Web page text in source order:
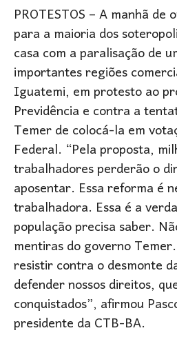
PROTESTOS – A manhã
para a maioria dos
casa com a paralisação de
importantes regiões
Iguatemi, em protesto ao
Previdência e contra a
Temer de colocá-la em
Federal. “Pela proposta,
trabalhadores perderão o
aposentar. Essa reforma é
trabalhadora. Essa é a
população precisa saber.
mentiras do governo
resistir contra o desmonte
defender nossos direitos,
conquistados”, afirmou
presidente da CTB-BA.